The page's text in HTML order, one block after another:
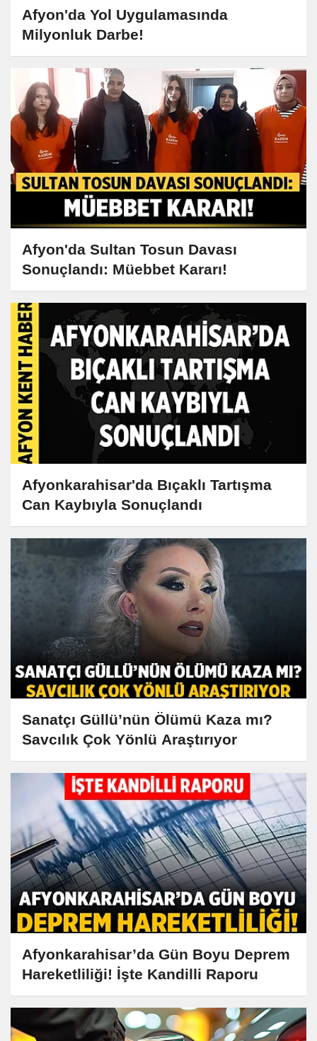
Afyon'da Yol Uygulamasında
Milyonluk Darbe!
Afyon'da Sultan Tosun Davası
Sonuçlandı: Müebbet Kararı!
Afyonkarahisar'da Bıçaklı Tartışma
Can Kaybıyla Sonuçlandı
Sanatçı Güllü’nün Ölümü Kaza mı?
Savcılık Çok Yönlü Araştırıyor
Afyonkarahisar’da Gün Boyu Deprem
Hareketliliği! İşte Kandilli Raporu